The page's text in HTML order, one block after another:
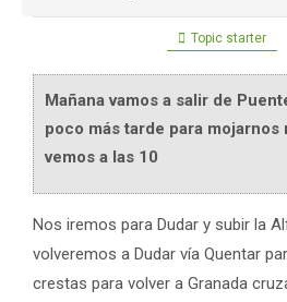
Topic starter
Mañana vamos a salir de
poco más tarde para mojarnos
vemos a las 10
Nos iremos para Dudar y subir la
volveremos a Dudar vía Quentar
crestas para volver a Granada